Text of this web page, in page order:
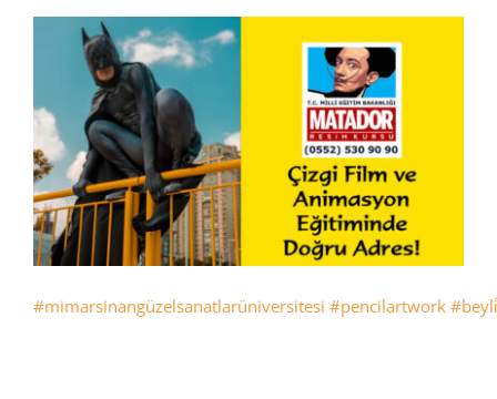
#mimarsinangüzelsanatlarüniversitesi #pencilartwork